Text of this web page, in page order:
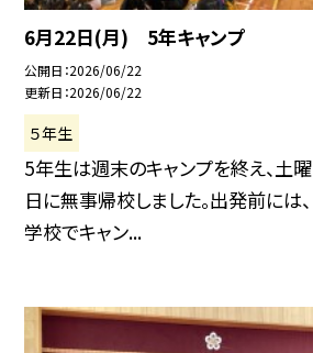
6月22日(月) 5年キャンプ
公開日 2026/06/22
更新日 2026/06/22
５年生
5年生は週末のキャンプを終え、土曜
日に無事帰校しました。出発前には、
学校でキャン...